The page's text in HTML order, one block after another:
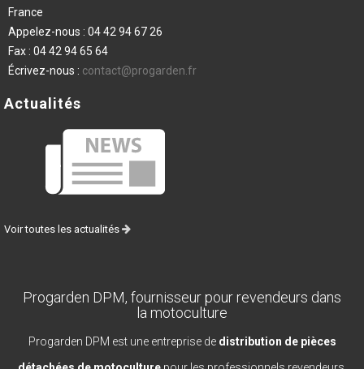
France
Appelez-nous : 04 42 94 67 26
Fax : 04 42 94 65 64
Écrivez-nous : contact@progarden.fr
Actualités
Voir toutes les actualités
Progarden DPM, fournisseur pour revendeurs dans
la motoculture
Progarden DPM est une entreprise de distribution de pièces